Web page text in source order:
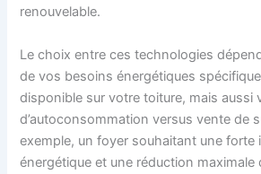
renouvelable.
Le choix entre ces technologies
de vos besoins énergétiques
disponible sur votre toiture, mais aussi
d’autoconsommation versus vente de
exemple, un foyer souhaitant une forte
énergétique et une réduction maximale